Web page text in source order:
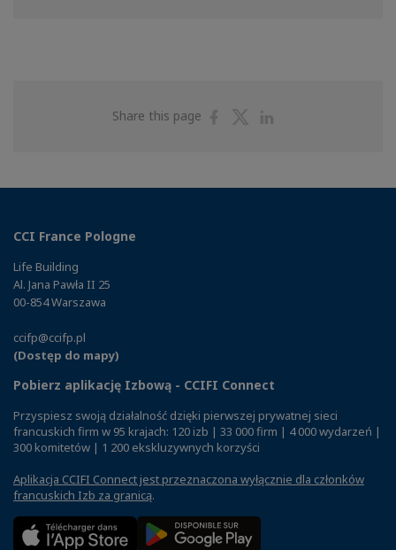
Share this page
ShareShare
CCI France Pologne
Life Building
Al. Jana Pawła II 25
00-854 Warszawa
ccifp@ccifp.pl
(Dostęp do mapy)
Pobierz aplikację Izbową - CCIFI Connect
Przyspiesz swoją działalność dzięki pierwszej prywatnej sieci
francuskich firm w 95 krajach: 120 izb | 33 000 firm | 4 000 wydarzeń |
300 komitetów | 1 200 ekskluzywnych korzyści
Aplikacja CCIFI Connect jest przeznaczona wyłącznie dla członków
francuskich Izb za granicą.